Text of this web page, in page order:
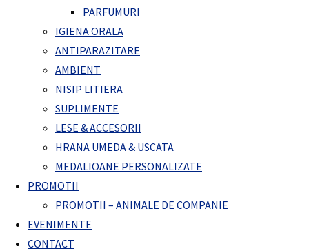
PARFUMURI
IGIENA ORALA
ANTIPARAZITARE
AMBIENT
NISIP LITIERA
SUPLIMENTE
LESE & ACCESORII
HRANA UMEDA & USCATA
MEDALIOANE PERSONALIZATE
PROMOTII
PROMOTII – ANIMALE DE COMPANIE
EVENIMENTE
CONTACT
Descriere produs
Repelent natural cu uleiuri esentiale de citronella, cedru,
lavanda ce protejeaza eficient impotriva impotriva tantarilor (
si a celor care transmit Leishmania), puricilor, capuselor si a
altor insecte.
Forma de ambalare: 500ml.
Cod client: PN911793
Produse recomandate